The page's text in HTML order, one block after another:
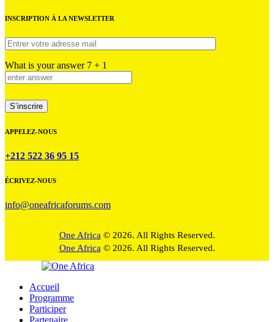
INSCRIPTION À LA NEWSLETTER
What is your answer 7 + 1
APPELEZ-NOUS
+212 522 36 95 15
ÉCRIVEZ-NOUS
info@oneafricaforums.com
One Africa© 2026. All Rights Reserved.
One Africa© 2026. All Rights Reserved.
Accueil
Programme
Participer